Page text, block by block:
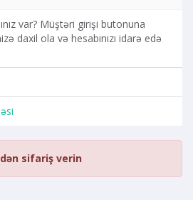
var? Müştəri girişi butonuna
daxil ola və hesabınızı idarə edə
sifariş verin